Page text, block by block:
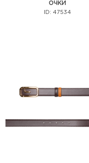
ОЧКИ
ID: 47534